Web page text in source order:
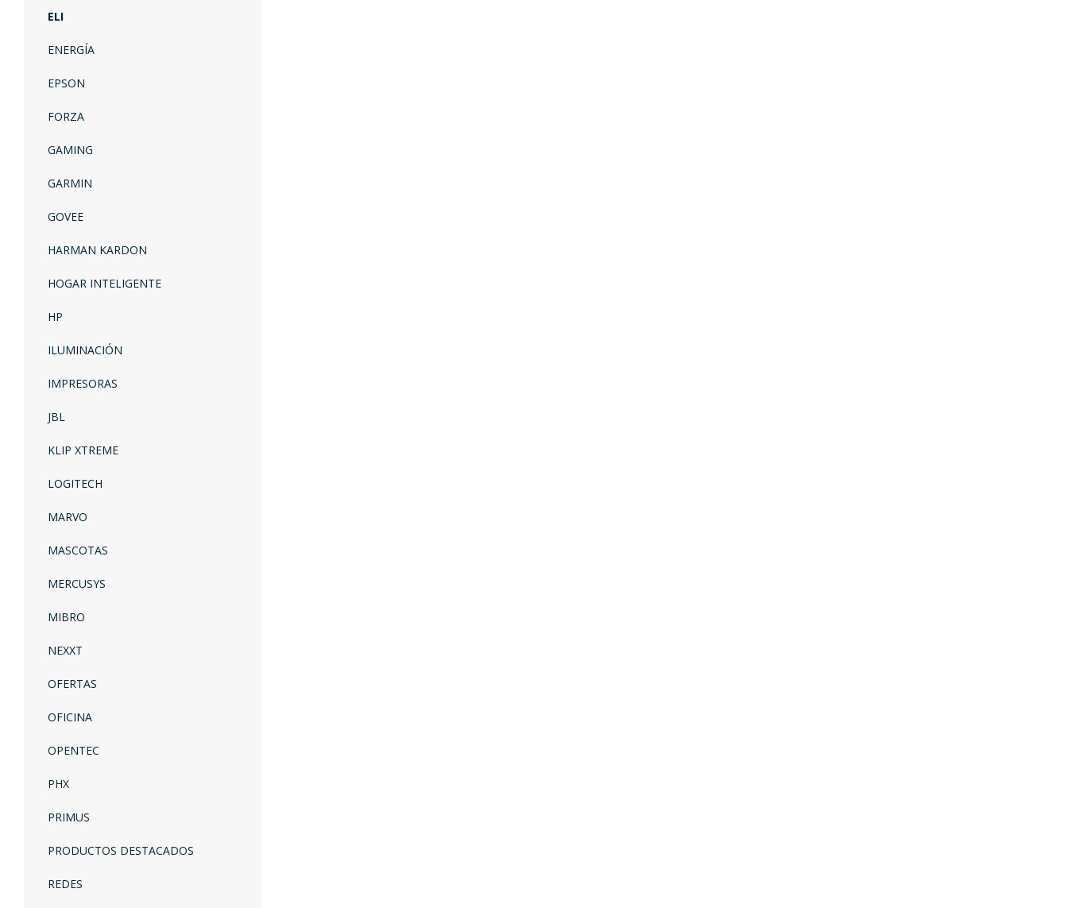
ELI
ENERGÍA
EPSON
FORZA
GAMING
GARMIN
GOVEE
HARMAN KARDON
HOGAR INTELIGENTE
HP
ILUMINACIÓN
IMPRESORAS
JBL
KLIP XTREME
LOGITECH
MARVO
MASCOTAS
MERCUSYS
MIBRO
NEXXT
OFERTAS
OFICINA
OPENTEC
PHX
PRIMUS
PRODUCTOS DESTACADOS
REDES